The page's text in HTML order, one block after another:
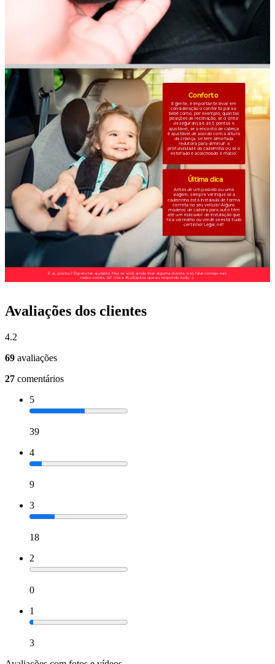
Avaliações dos clientes
4.2
69 avaliações
27 comentários
5
39
4
9
3
18
2
0
1
3